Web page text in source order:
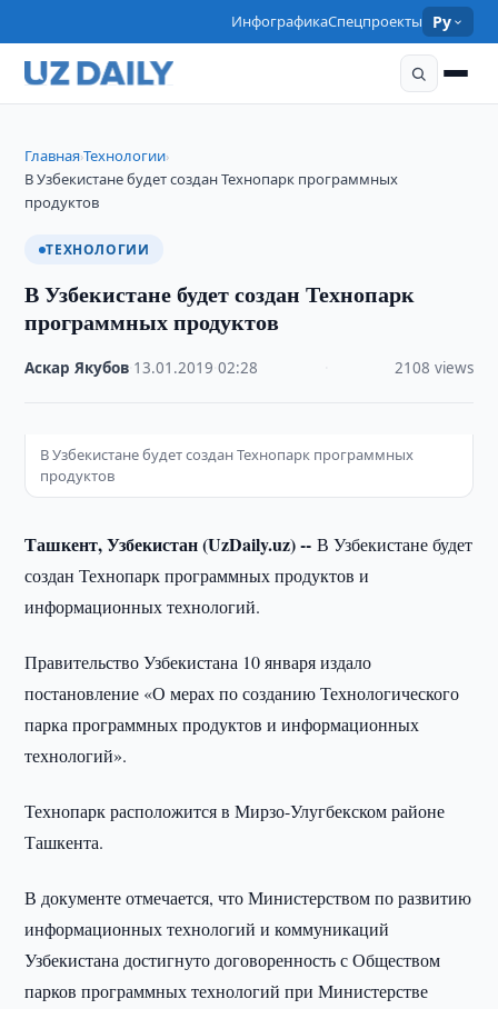
ИнфографикаСпецпроекты Ру
Главная›Технологии›
В Узбекистане будет создан Технопарк программных
продуктов
ТЕХНОЛОГИИ
В Узбекистане будет создан Технопарк
программных продуктов
Аскар Якубов 13.01.2019 ·02:28 2108 views
В Узбекистане будет создан Технопарк программных
продуктов
Ташкент, Узбекистан (UzDaily.uz) --В Узбекистане будет
создан Технопарк программных продуктов и
информационных технологий.
Правительство Узбекистана 10 января издало
постановление «О мерах по созданию Технологического
парка программных продуктов и информационных
технологий».
Технопарк расположится в Мирзо-Улугбекском районе
Ташкента.
В документе отмечается, что Министерством по развитию
информационных технологий и коммуникаций
Узбекистана достигнуто договоренность с Обществом
парков программных технологий при Министерстве